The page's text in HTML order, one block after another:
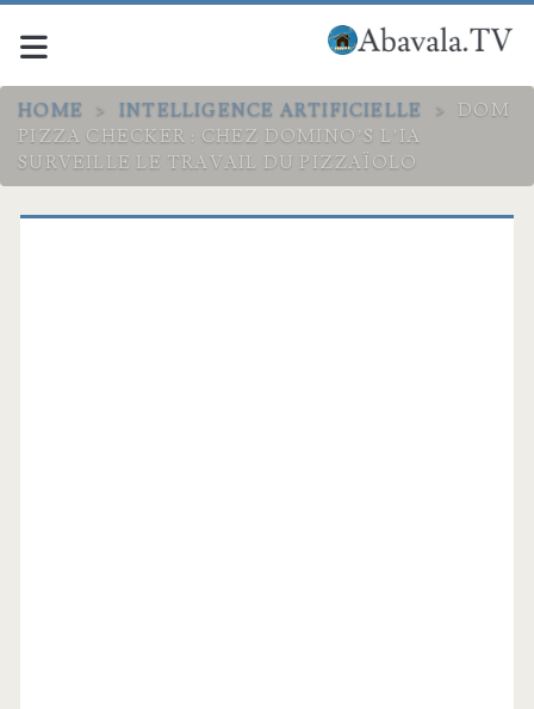
HOME > INTELLIGENCE ARTIFICIELLE >
DOM
PIZZA CHECKER : CHEZ DOMINO’S L’IA
SURVEILLE LE TRAVAIL DU PIZZAÏOLO